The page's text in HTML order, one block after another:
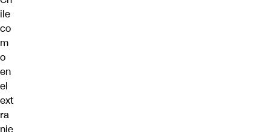
ile
co
m
o
en
el
ext
ra